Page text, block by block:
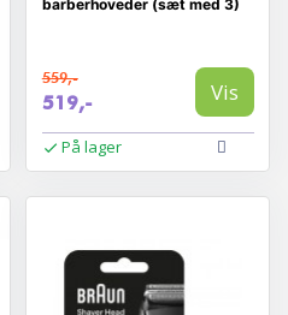
barberhoveder (sæt med 3)
559,-
519,- Vis
På lager